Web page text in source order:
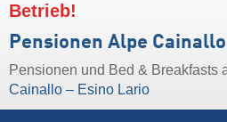
Betrieb!
Pensionen Alpe
Pensionen und Bed & Breakfasts
Cainallo – Esino Lario